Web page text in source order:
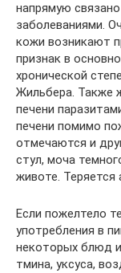
напрямую
заболеваниями.
кожи возникают
признак в
хронической
Жильбера. Также
печени
печени помимо
отмечаются и
стул, моча
животе. Теряется
Если пожелтело
употребления в
некоторых блюд
тмина, уксуса,